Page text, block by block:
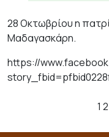
28 Οκτωβρίου η
Μαδαγασκάρη.
https://
1 2